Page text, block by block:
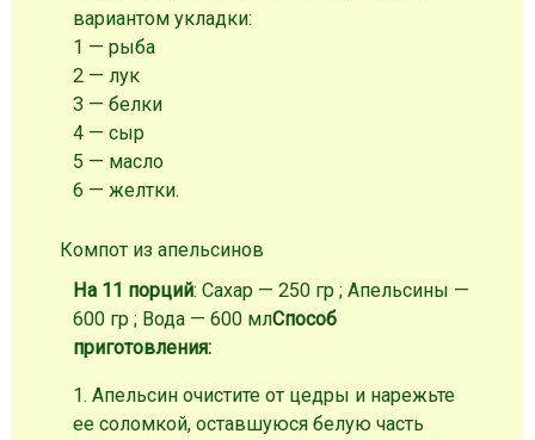
вариантом укладки:
1 — рыба
2 — лук
3 — белки
4 — сыр
5 — масло
6 — желтки.
Компот из апельсинов
На 11 порций: Сахар — 250 гр ; Апельсины —
600 гр ; Вода — 600 млСпособ
приготовления:
1. Апельсин очистите от цедры и нарежьте
ее соломкой, оставшуюся белую часть